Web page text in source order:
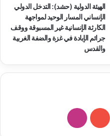
الهيئة الدولية (حشد): التدخل الدولي
الإنساني المسار الوحيد لمواجهة
الكارثة الإنسانية غير المسبوقة ووقف
جرائم الإبادة في غزة والضفة الغربية
والقدس
‫YouTubeانستقرام